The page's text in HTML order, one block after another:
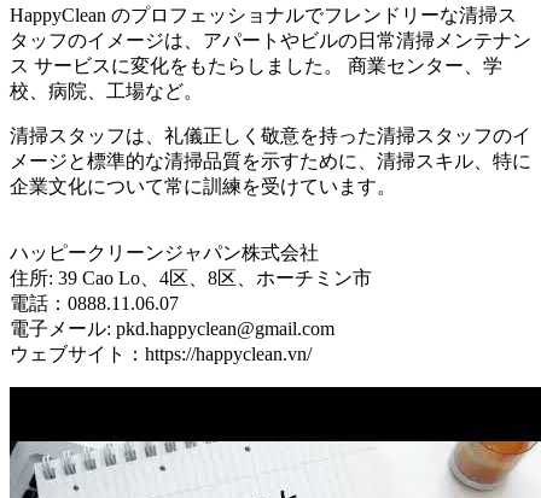
HappyClean のプロフェッショナルでフレンドリーな清掃ス
タッフのイメージは、アパートやビルの日常清掃メンテナン
ス サービスに変化をもたらしました。 商業センター、学
校、病院、工場など。
清掃スタッフは、礼儀正しく敬意を持った清掃スタッフのイ
メージと標準的な清掃品質を示すために、清掃スキル、特に
企業文化について常に訓練を受けています。
ハッピークリーンジャパン株式会社
住所: 39 Cao Lo、4区、8区、ホーチミン市
電話：0888.11.06.07
電子メール: pkd.happyclean@gmail.com
ウェブサイト：https://happyclean.vn/